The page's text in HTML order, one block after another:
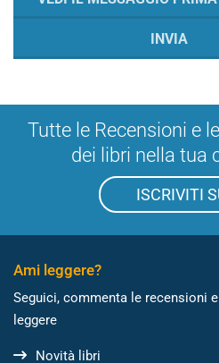
Tutte le Recensioni e
dei libri nella tua
ISCRIVITI
Ami leggere?
Seguici, commenta le recensioni
leggere
Novità libri